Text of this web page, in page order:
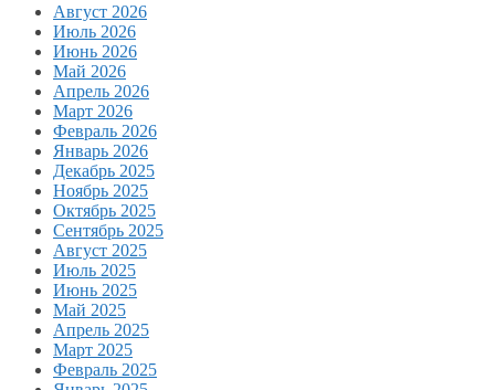
Август 2026
Июль 2026
Июнь 2026
Май 2026
Апрель 2026
Март 2026
Февраль 2026
Январь 2026
Декабрь 2025
Ноябрь 2025
Октябрь 2025
Сентябрь 2025
Август 2025
Июль 2025
Июнь 2025
Май 2025
Апрель 2025
Март 2025
Февраль 2025